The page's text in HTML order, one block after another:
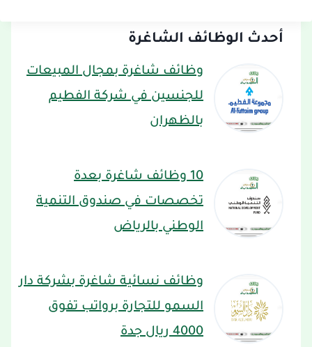
أحدث الوظائف الشاغرة
وظائف شاغرة بمجال المبيعات
للجنسين في شركة الفطيم
بالظهران
10 وظائف شاغرة بعدة
تخصصات في صندوق التنمية
الوطني بالرياض
وظائف نسائية شاغرة بشركة دار
السمو للتجارة برواتب تفوق
4000 ريال جدة